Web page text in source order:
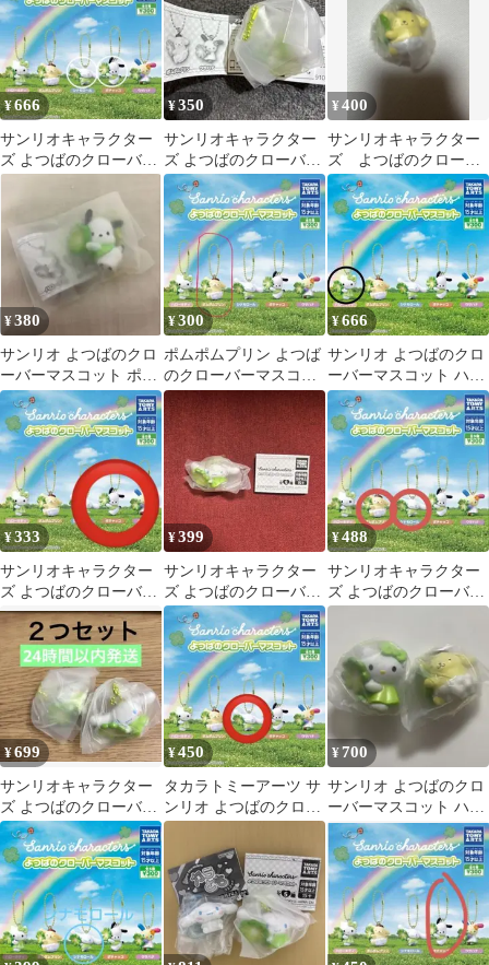
¥666
サンリオキャラクター
ズ よつばのクローバー
¥350
サンリオキャラクター
ズ よつばのクローバー
マスコット ポチャッコ
¥400
サンリオキャラクター
ズ よつばのクローバ
ーマスコット ポムポ
ムプリン
¥380
サンリオ よつばのクロ
ーバーマスコット ポチ
ャッコ
¥300
ポムポムプリン よつば
のクローバーマスコッ
ト ガチャ
¥666
サンリオ よつばのクロ
ーバーマスコット ハロ
ーキティ
¥333
サンリオキャラクター
ズ よつばのクローバー
マスコット ポチャッコ
¥399
サンリオキャラクター
ズ よつばのクローバー
マスコット シナモロー
ル
¥488
サンリオキャラクター
ズ よつばのクローバー
マスコット 2個セット
¥699
サンリオキャラクター
ズ よつばのクローバー
マスコット シナモロー
ル ガチャガチャ
¥450
タカラトミーアーツ サ
ンリオ よつばのクロー
バーマスコット シナモ
¥700
サンリオ よつばのクロ
ーバーマスコット ハロ
ーキティ ポムポムプリ
ン